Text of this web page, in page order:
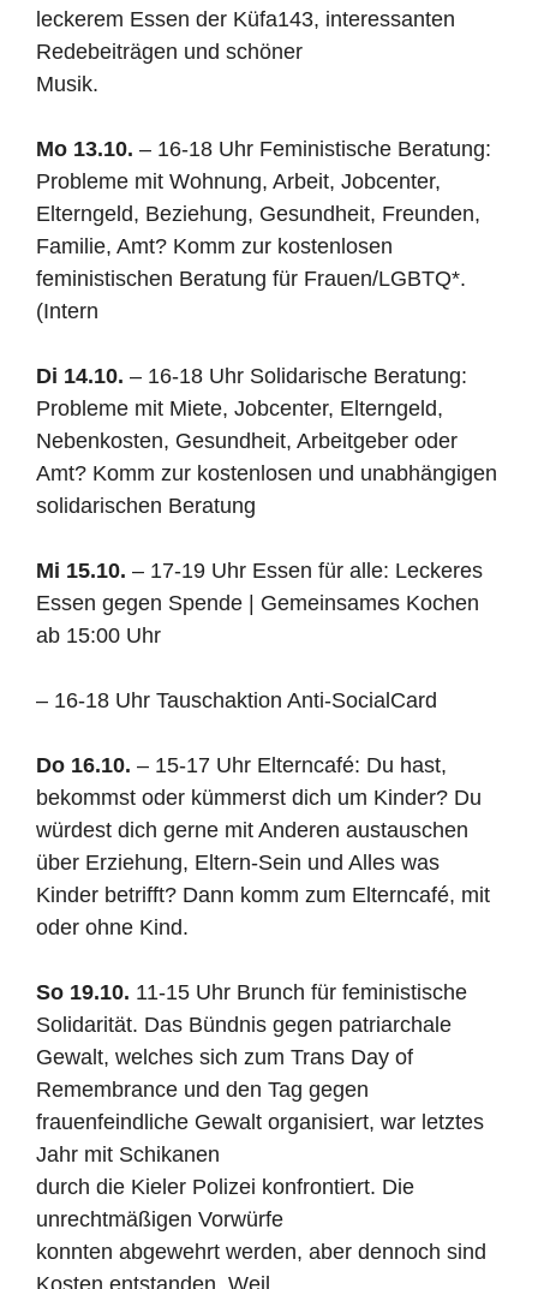
leckerem Essen der Küfa143, interessanten
Redebeiträgen und schöner
Musik.
Mo 13.10. – 16-18 Uhr Feministische Beratung:
Probleme mit Wohnung, Arbeit, Jobcenter,
Elterngeld, Beziehung, Gesundheit, Freunden,
Familie, Amt? Komm zur kostenlosen
feministischen Beratung für Frauen/LGBTQ*.
(Intern
Di 14.10. – 16-18 Uhr Solidarische Beratung:
Probleme mit Miete, Jobcenter, Elterngeld,
Nebenkosten, Gesundheit, Arbeitgeber oder
Amt? Komm zur kostenlosen und unabhängigen
solidarischen Beratung
Mi 15.10. – 17-19 Uhr Essen für alle: Leckeres
Essen gegen Spende | Gemeinsames Kochen
ab 15:00 Uhr
– 16-18 Uhr Tauschaktion Anti-SocialCard
Do 16.10. – 15-17 Uhr Elterncafé: Du hast,
bekommst oder kümmerst dich um Kinder? Du
würdest dich gerne mit Anderen austauschen
über Erziehung, Eltern-Sein und Alles was
Kinder betrifft? Dann komm zum Elterncafé, mit
oder ohne Kind.
So 19.10. 11-15 Uhr Brunch für feministische
Solidarität. Das Bündnis gegen patriarchale
Gewalt, welches sich zum Trans Day of
Remembrance und den Tag gegen
frauenfeindliche Gewalt organisiert, war letztes
Jahr mit Schikanen
durch die Kieler Polizei konfrontiert. Die
unrechtmäßigen Vorwürfe
konnten abgewehrt werden, aber dennoch sind
Kosten entstanden. Weil